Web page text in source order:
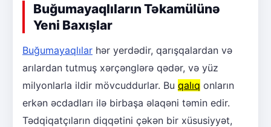
Buğumayaqlıların Təkamülünə
Yeni Baxışlar
Buğumayaqlılar hər yerdədir, qarışqalardan və
arılardan tutmuş xərçənglərə qədər, və yüz
milyonlarla ildir mövcuddurlar. Bu qalıq onların
erkən əcdadları ilə birbaşa əlaqəni təmin edir.
Tədqiqatçıların diqqətini çəkən bir xüsusiyyət,